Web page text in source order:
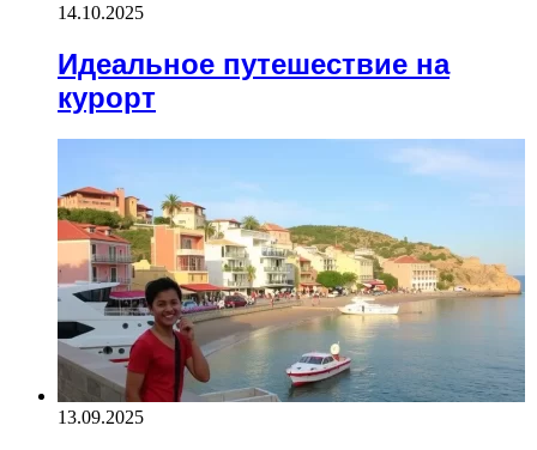
14.10.2025
Идеальное путешествие на
курорт
13.09.2025